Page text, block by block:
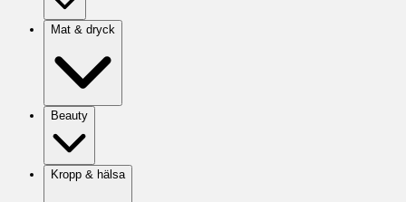
Mat & dryck
Beauty
Kropp & hälsa